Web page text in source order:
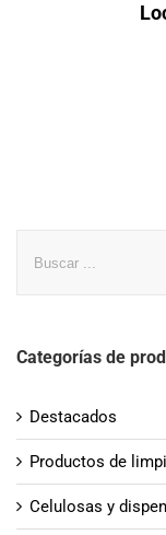
Categorías de
Destacados
Productos de
Celulosas y